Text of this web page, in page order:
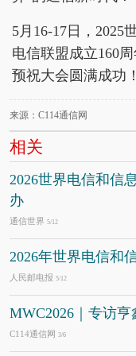
5月16-17日，2025
电信联盟成立160
预祝大会圆满成功！
来源：C114通信网
相关
2026世界电信和信
办
通信世界 5/12
2026年世界电信和
人民邮电报 5/12
MWC2026｜专访
C114通信网 3/6